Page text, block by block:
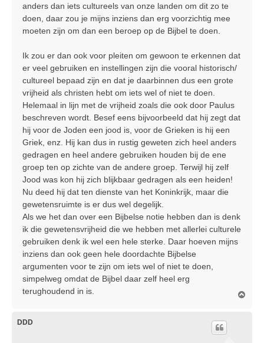
anders dan iets cultureels van onze landen om dit zo te
doen, daar zou je mijns inziens dan erg voorzichtig mee
moeten zijn om dan een beroep op de Bijbel te doen.
Ik zou er dan ook voor pleiten om gewoon te erkennen dat
er veel gebruiken en instellingen zijn die vooral historisch/
cultureel bepaad zijn en dat je daarbinnen dus een grote
vrijheid als christen hebt om iets wel of niet te doen.
Helemaal in lijn met de vrijheid zoals die ook door Paulus
beschreven wordt. Besef eens bijvoorbeeld dat hij zegt dat
hij voor de Joden een jood is, voor de Grieken is hij een
Griek, enz. Hij kan dus in rustig geweten zich heel anders
gedragen en heel andere gebruiken houden bij de ene
groep ten op zichte van de andere groep. Terwijl hij zelf
Jood was kon hij zich blijkbaar gedragen als een heiden!
Nu deed hij dat ten dienste van het Koninkrijk, maar die
gewetensruimte is er dus wel degelijk.
Als we het dan over een Bijbelse notie hebben dan is denk
ik die gewetensvrijheid die we hebben met allerlei culturele
gebruiken denk ik wel een hele sterke. Daar hoeven mijns
inziens dan ook geen hele doordachte Bijbelse
argumenten voor te zijn om iets wel of niet te doen,
simpelweg omdat de Bijbel daar zelf heel erg
terughoudend in is.
DDD